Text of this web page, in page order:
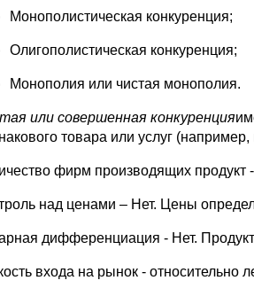
Монополистическая конкуренция;
Олигополистическая конкуренция;
Монополия или чистая монополия.
или совершенная конкуренция
товара или услуг
фирм производящих
над ценами – Нет. Цены
дифференциация - Нет.
входа на рынок - относительно